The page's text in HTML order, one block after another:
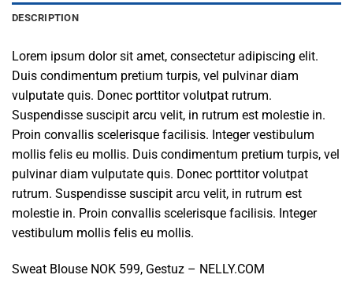
DESCRIPTION
Lorem ipsum dolor sit amet, consectetur adipiscing elit.
Duis condimentum pretium turpis, vel pulvinar diam
vulputate quis. Donec porttitor volutpat rutrum.
Suspendisse suscipit arcu velit, in rutrum est molestie in.
Proin convallis scelerisque facilisis. Integer vestibulum
mollis felis eu mollis. Duis condimentum pretium turpis, vel
pulvinar diam vulputate quis. Donec porttitor volutpat
rutrum. Suspendisse suscipit arcu velit, in rutrum est
molestie in. Proin convallis scelerisque facilisis. Integer
vestibulum mollis felis eu mollis.
Sweat Blouse NOK 599, Gestuz – NELLY.COM